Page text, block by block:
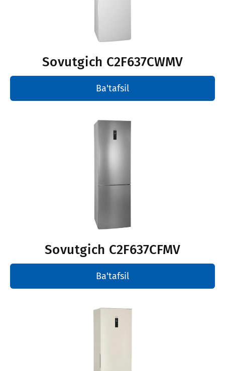
Sovutgich С2F637CWMV
Ba'tafsil
Sovutgich C2F637CFMV
Ba'tafsil